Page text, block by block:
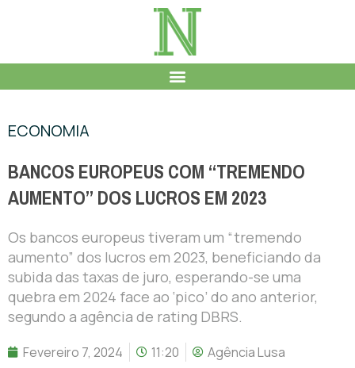
ECONOMIA
BANCOS EUROPEUS COM “TREMENDO
AUMENTO” DOS LUCROS EM 2023
Os bancos europeus tiveram um “tremendo
aumento” dos lucros em 2023, beneficiando da
subida das taxas de juro, esperando-se uma
quebra em 2024 face ao ‘pico’ do ano anterior,
segundo a agência de rating DBRS.
Fevereiro 7, 2024 11:20 Agência Lusa